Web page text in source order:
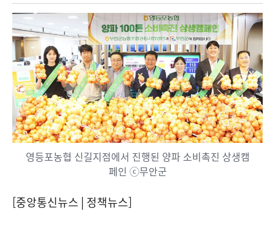
영등포농협 신길지점에서 진행된 양파 소비촉진 상생캠
페인 ⓒ무안군
[중앙통신뉴스│정책뉴스]